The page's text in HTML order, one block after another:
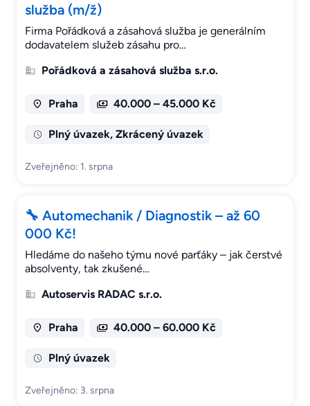
služba (m/ž)
Firma Pořádková a zásahová služba je generálním
dodavatelem služeb zásahu pro…
Pořádková a zásahová služba s.r.o.
Praha 40.000 – 45.000 Kč
Plný úvazek, Zkrácený úvazek
Zveřejněno: 1. srpna
🔧 Automechanik / Diagnostik – až 60
000 Kč!
Hledáme do našeho týmu nové parťáky – jak čerstvé
absolventy, tak zkušené…
Autoservis RADAC s.r.o.
Praha 40.000 – 60.000 Kč
Plný úvazek
Zveřejněno: 3. srpna